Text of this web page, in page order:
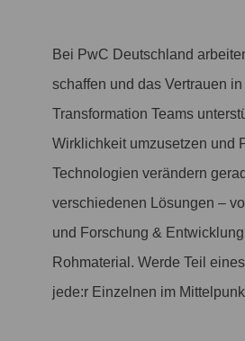
Bei PwC Deutschland
schaffen und das Vertrauen
Transformation Teams
Wirklichkeit umzusetzen und
Technologien verändern
verschiedenen Lösungen –
und Forschung &
Rohmaterial. Werde Teil
jede:r Einzelnen im